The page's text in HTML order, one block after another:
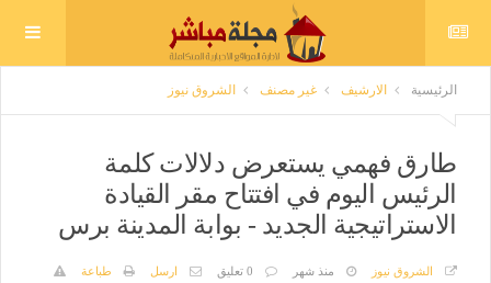
الرئيسية الارشيف غير مصنف الشروق نيوز
طارق فهمي يستعرض دلالات كلمة
الرئيس اليوم في افتتاح مقر القيادة
الاستراتيجية الجديد - بوابة المدينة برس
الشروق نيوز منذ شهر 0 تعليق ارسل
طباعة